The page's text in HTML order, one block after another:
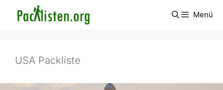
Inhalt
Menü
USA Packliste